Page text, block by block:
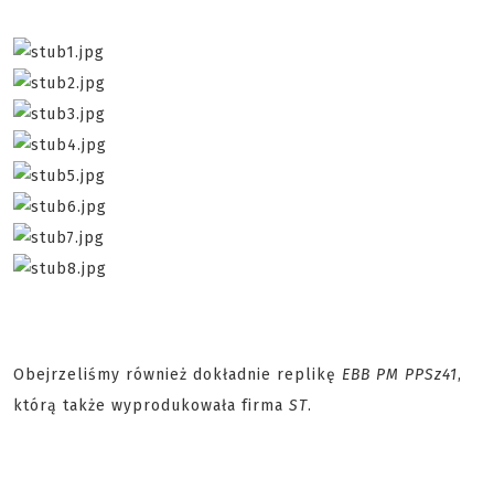
Obejrzeliśmy również dokładnie replikę EBB PM PPSz41,
którą także wyprodukowała firma ST.